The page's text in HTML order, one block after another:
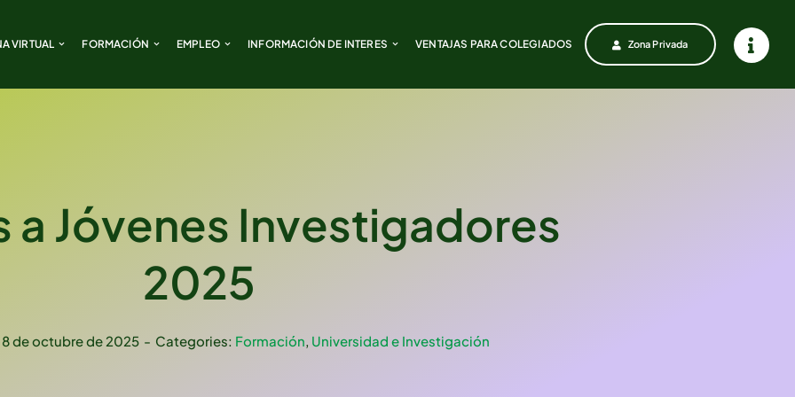
VIRTUAL FORMACIÓN EMPLEO INFORMACIÓN DE INTERES VENTAJAS PARA COLEGIADOS Zona Privada
VIRTUAL FORMACIÓN EMPLEO INFORMACIÓN DE INTERES VENTAJAS PARA COLEGIADOS Zona Privada
a Jóvenes Investigadores
2025
de octubre de 2025 - Categories: Formación, Universidad e Investigación